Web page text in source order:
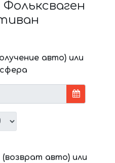
авто) или
авто) или